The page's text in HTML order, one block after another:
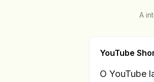
A
YouTube
O YouTube